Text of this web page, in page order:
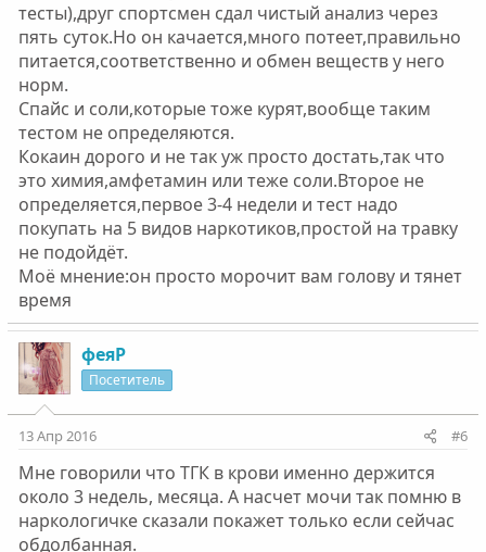
тесты),друг спортсмен сдал чистый анализ через
пять суток.Но он качается,много потеет,правильно
питается,соответственно и обмен веществ у него
норм.
Спайс и соли,которые тоже курят,вообще таким
тестом не определяются.
Кокаин дорого и не так уж просто достать,так что
это химия,амфетамин или теже соли.Второе не
определяется,первое 3-4 недели и тест надо
покупать на 5 видов наркотиков,простой на травку
не подойдёт.
Моё мнение:он просто морочит вам голову и тянет
время
феяР
Посетитель
13 Апр 2016 #6
Мне говорили что ТГК в крови именно держится
около 3 недель, месяца. А насчет мочи так помню в
наркологичке сказали покажет только если сейчас
обдолбанная.